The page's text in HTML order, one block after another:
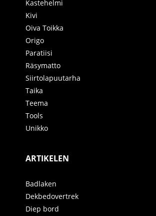
Kastehelmi
Kivi
Oiva Toikka
Origo
Paratiisi
Räsymatto
Siirtolapuutarha
Taika
Teema
Tools
Unikko
ARTIKELEN
Badlaken
Dekbedovertrek
Diep bord